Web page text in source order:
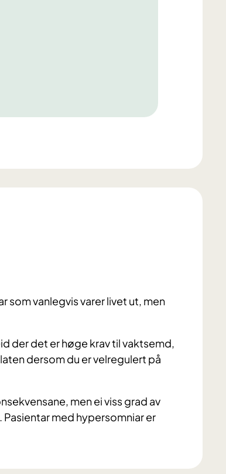
som vanlegvis varer livet ut, men
der det er høge krav til vaktsemd,
dersom du er velregulert på
men ei viss grad av
med hypersomniar er